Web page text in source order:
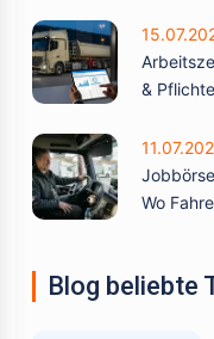
&
Wo
Blog beliebte